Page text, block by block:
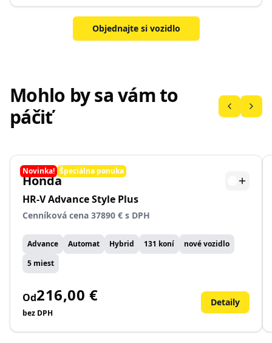
Objednajte si vozidlo
Mohlo by sa vám to
páčiť
Novinka! Špeciálna ponuka
Honda Biela
HR-V Advance Style Plus
Cenníková cena 37890 € s DPH
Advance Automat Hybrid 131 koní
nové vozidlo
5 miest
Od216,00 €
bez DPH
Detaily